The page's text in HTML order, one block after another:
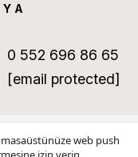
web push
0 552 696 86 65
[email protected]